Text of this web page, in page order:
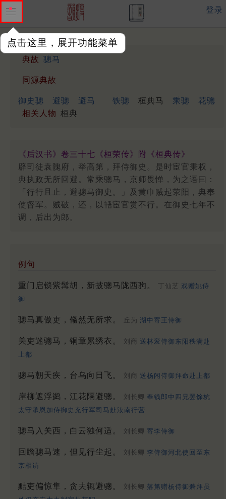
点击这里，展开功能菜单
登录
典故 骢马
同源典故
御史骢 避骢 避马 铁骢 桓典马 乘骢
花骢
相关人物 桓典
《后汉书》卷三十七《桓荣传》附《桓典传》
辟司徒袁隗府，举高第，拜侍御史。是时宦官秉权，
典执政无所回避。常乘骢马，京师畏惮，为之语曰：
「行行且止，避骢马御史。」及黄巾贼起荥阳，典奉
使督军。贼破，还，以啎宦官赏不行。在御史七年不
调，后出为郎。
例句
重门启锁紫髯胡，新披骢马陇西驹。 丁仙芝 戏赠姚侍
御
骢马真傲吏，翛然无所求。 丘为 湖中寄王侍御
关吏迷骢马，铜章累绣衣。 刘商 送林衮侍御东阳秩满赴
上都
骢马朝天疾，台乌向日飞。 刘商 送杨闲侍御拜命赴上都
岸柳遮浮鹢，江花隔避骢。 刘长卿 奉钱郎中四兄罢馀杭
太守承恩加侍御史充行军司马赴汝南行营
骢马入关西，白云独何适。 刘长卿 寄李侍御
回瞻骢马速，但见行尘起。 刘长卿 李侍御河北使回至东
京相访
黠吏偏惊隼，贪夫辄避骢。 刘长卿 落第赠杨侍御兼拜员